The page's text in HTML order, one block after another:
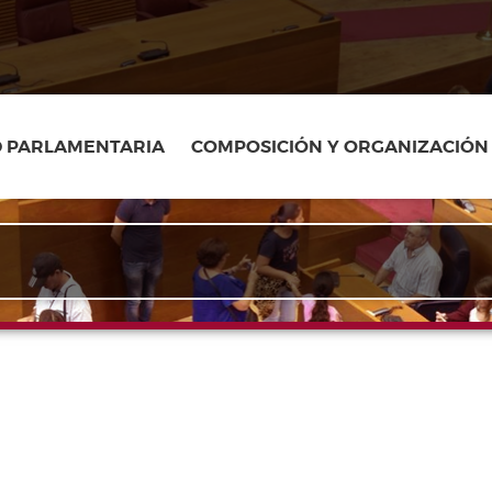
PARLAMENTARIA COMPOSICIÓN Y ORGANIZACIÓN